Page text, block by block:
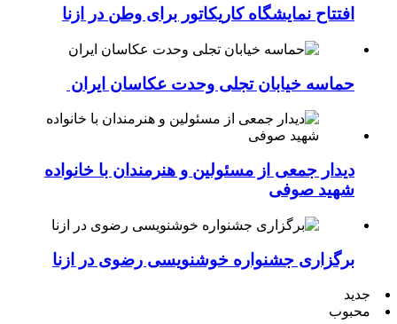
افتتاح نمایشگاه کاریکاتور برای وطن در ازنا
حماسه خیابان تجلی وحدت عکاسان ایران
دیدار جمعی از مسئولین و هنرمندان با خانواده
شهید صوفی
برگزاری جشنواره خوشنویسی رضوی در ازنا
جدید
محبوب